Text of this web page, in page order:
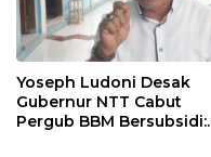
Yoseph Ludoni Desak
Gubernur NTT Cabut
Pergub BBM Bersubsidi: